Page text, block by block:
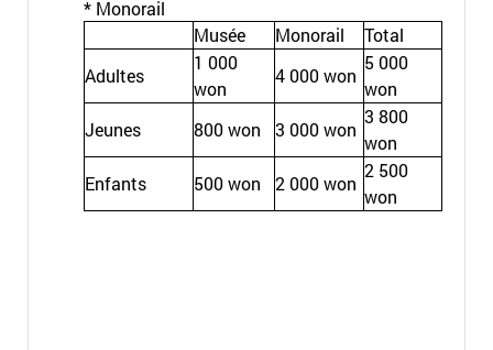
* Monorail
Musée
Monorail
Total
Adultes
1 000
won
4 000 won
5 000
won
Jeunes
800 won 3 000 won
3 800
won
Enfants
500 won 2 000 won
2 500
won